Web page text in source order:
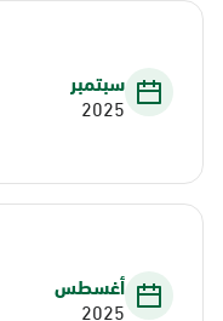
سبتمبر
2025
أغسطس
2025